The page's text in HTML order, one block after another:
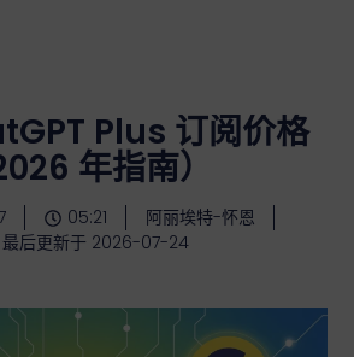
Plus 订阅价格
年指南）
05:21
阿丽埃特-怀恩
最后更新于 2026-07-24